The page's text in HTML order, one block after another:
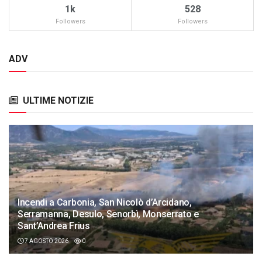
1k
Followers
528
Followers
ADV
ULTIME NOTIZIE
Incendi a Carbonia, San Nicolò d’Arcidano,
Serramanna, Desulo, Senorbì, Monserrato e
Sant’Andrea Frius
7 AGOSTO 2026 0